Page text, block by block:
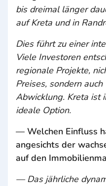
bis dreimal länger
auf Kreta und in
Dies führt zu einer
Viele Investoren
regionale Projekte,
Preises, sondern
Abwicklung. Kreta ist
ideale Option.
— Welchen Einfluss
angesichts der
auf den
— Das jährliche